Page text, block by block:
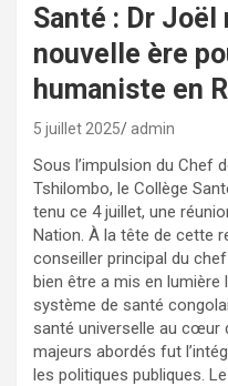
Santé : Dr Joël
nouvelle ère
humaniste en
5 juillet 2025 admin
Sous l’impulsion du Chef
Tshilombo, le Collège
tenu ce 4 juillet, une
Nation. À la tête de cette
conseiller principal du
bien être a mis en lumière
système de santé
santé universelle au cœur
majeurs abordés fut
les politiques publiques.